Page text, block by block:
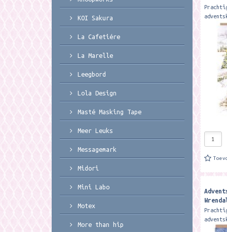
zit
A5
much
snow
KOI Sakura
La Cafetiére
La Marelle
Leegbord
Lola Design
Masté Masking Tape
Meer Leuks
Messagemark
Midori
Mini Labo
Motex
More than hip